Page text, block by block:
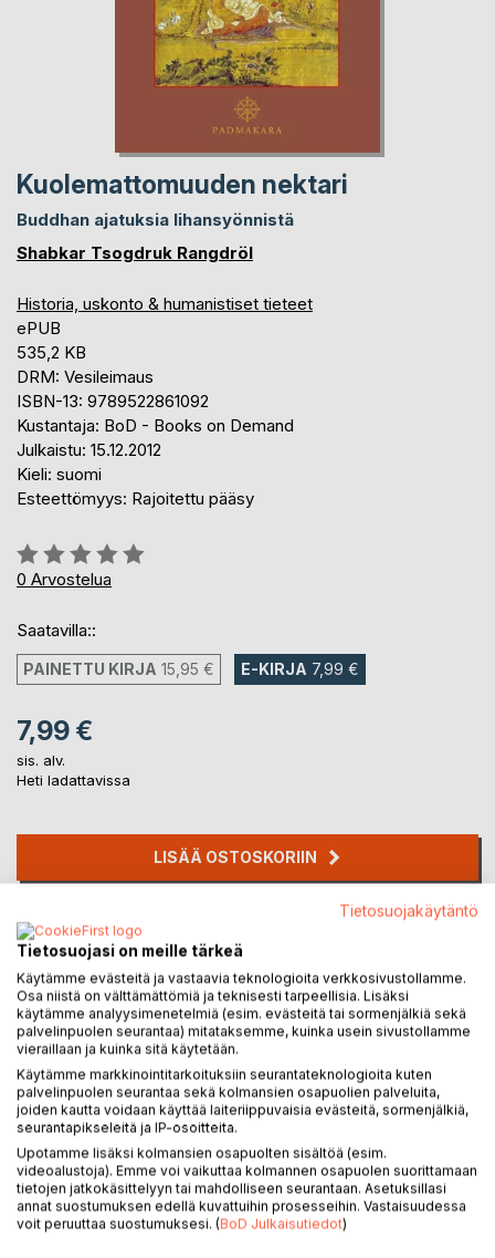
Kuolemattomuuden nektari
Buddhan ajatuksia lihansyönnistä
Shabkar Tsogdruk Rangdröl
Historia, uskonto & humanistiset tieteet
ePUB
535,2 KB
DRM: Vesileimaus
ISBN-13: 9789522861092
Kustantaja: BoD - Books on Demand
Julkaistu: 15.12.2012
Kieli: suomi
Esteettömyys: Rajoitettu pääsy
Arvostelu::
0%
0 Arvostelua
Saatavilla::
PAINETTU KIRJA 15,95 € E-KIRJA 7,99 €
7,99 €
sis. alv.
Heti ladattavissa
LISÄÄ OSTOSKORIIN
Lisää muistilistalle
Arvostele tuote
KUVAUS
Buddhalaisuudessa on lihansyönnistä niin monenlaisia eri
yhteyksissä annettuja ohjeita, että paikoin opetukset
saattavat vaikuttaa jopa ristiriitaisilta. Tiibetiläinen
Tietosuojakäytäntö
Tietosuojasi on meille tärkeä
Käytämme evästeitä ja vastaavia teknologioita verkkosivustollamme.
Osa niistä on välttämättömiä ja teknisesti tarpeellisia. Lisäksi
käytämme analyysimenetelmiä (esim. evästeitä tai sormenjälkiä sekä
palvelinpuolen seurantaa) mitataksemme, kuinka usein sivustollamme
vieraillaan ja kuinka sitä käytetään.
Käytämme markkinointitarkoituksiin seurantateknologioita kuten
palvelinpuolen seurantaa sekä kolmansien osapuolien palveluita,
joiden kautta voidaan käyttää laiteriippuvaisia evästeitä, sormenjälkiä,
seurantapikseleitä ja IP-osoitteita.
Upotamme lisäksi kolmansien osapuolten sisältöä (esim.
videoalustoja). Emme voi vaikuttaa kolmannen osapuolen suorittamaan
tietojen jatkokäsittelyyn tai mahdolliseen seurantaan. Asetuksillasi
annat suostumuksen edellä kuvattuihin prosesseihin. Vastaisuudessa
voit peruuttaa suostumuksesi. (BoD Julkaisutiedot)